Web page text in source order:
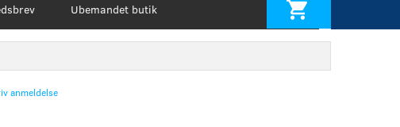
Ubemandet butik
anmeldelse